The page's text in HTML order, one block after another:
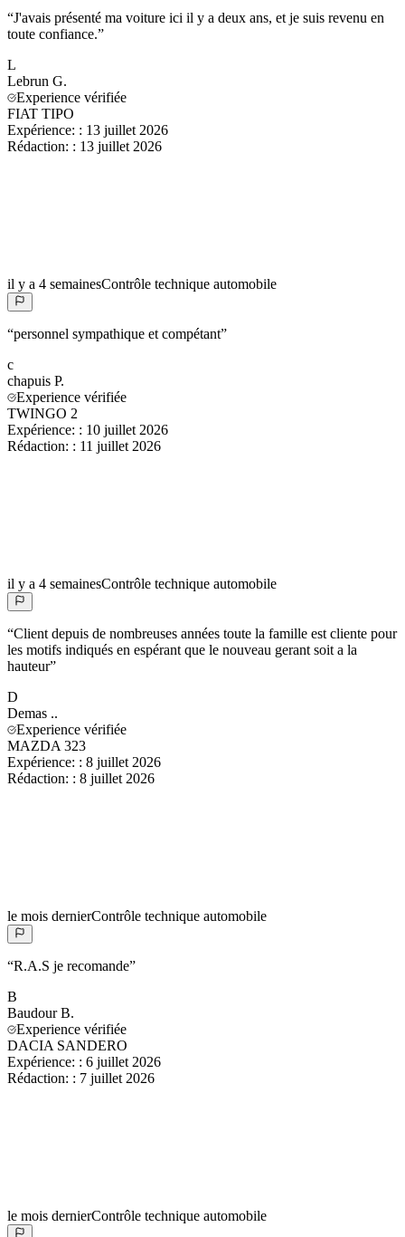
“J'avais présenté ma voiture ici il y a deux ans, et je suis revenu en
toute confiance.”
L
Lebrun G.
Experience vérifiée
FIAT TIPO
Expérience: : 13 juillet 2026
Rédaction: : 13 juillet 2026
il y a 4 semainesContrôle technique automobile
“personnel sympathique et compétant”
c
chapuis P.
Experience vérifiée
TWINGO 2
Expérience: : 10 juillet 2026
Rédaction: : 11 juillet 2026
il y a 4 semainesContrôle technique automobile
“Client depuis de nombreuses années toute la famille est cliente pour
les motifs indiqués en espérant que le nouveau gerant soit a la
hauteur”
D
Demas ..
Experience vérifiée
MAZDA 323
Expérience: : 8 juillet 2026
Rédaction: : 8 juillet 2026
le mois dernierContrôle technique automobile
“R.A.S je recomande”
B
Baudour B.
Experience vérifiée
DACIA SANDERO
Expérience: : 6 juillet 2026
Rédaction: : 7 juillet 2026
le mois dernierContrôle technique automobile